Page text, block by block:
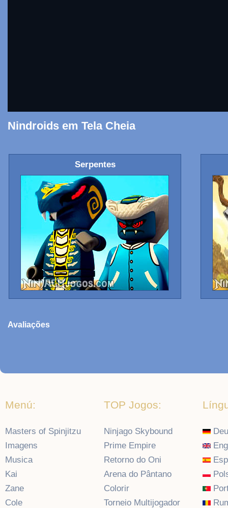
Nindroids em Tela Cheia
Serpentes
Avaliações
Menú:
Masters of Spinjitzu
Imagens
Musica
Kai
Zane
Cole
TOP Jogos:
Ninjago Skybound
Prime Empire
Retorno do Oni
Arena do Pântano
Colorir
Torneio Multijogador